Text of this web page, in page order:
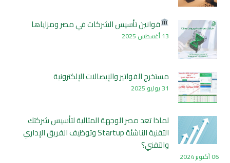
قوانين تأسيس الشركات في مصر ومزاياها
13 أغسطس 2025
مستخرج الفواتير والإيصالات الإلكترونية
31 يوليو 2025
لماذا تعد مصر الوجهة المثالية لتأسيس شركتك
التقنية الناشئة Startup وتوظيف الفريق الإداري
والتقني؟
06 أكتوبر 2024